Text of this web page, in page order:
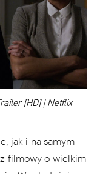
[HD] | Netflix
DODAJ TEN FILM DO PLAYLISTY
jak i na samym
filmowy o wielkim